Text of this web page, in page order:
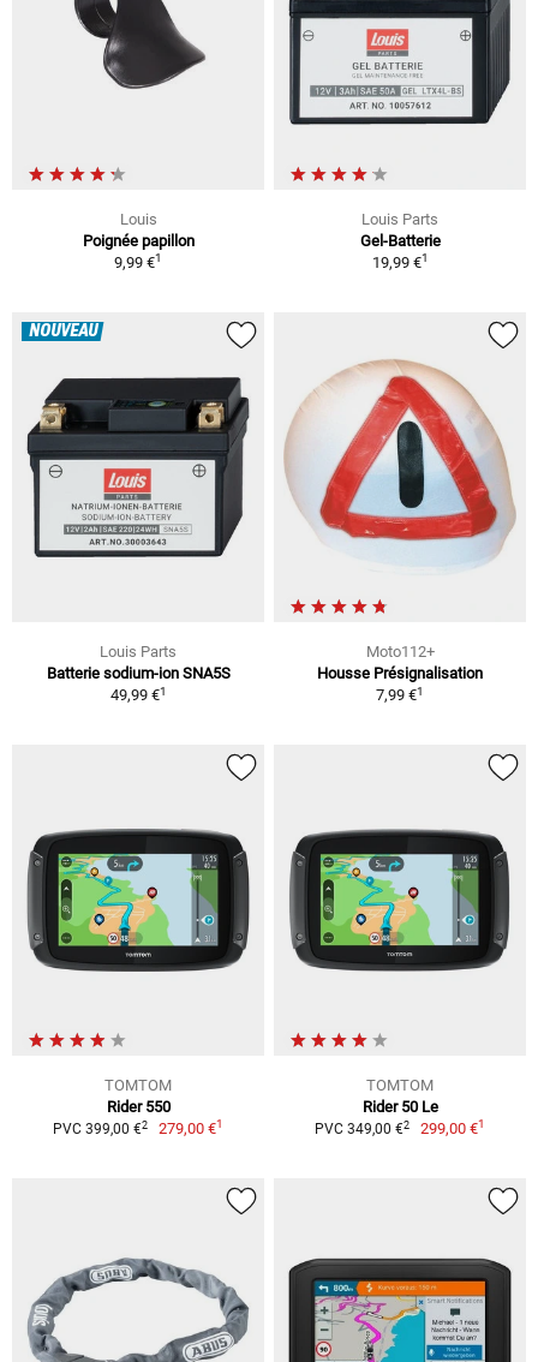
Louis
Poignée papillon
9,99 €1
Louis Parts
Gel-Batterie
19,99 €1
NOUVEAU
Louis Parts
Batterie sodium-ion SNA5S
49,99 €1
Moto112+
Housse Présignalisation
7,99 €1
TOMTOM
Rider 550
PVC 399,00 €2 279,00 €1
TOMTOM
Rider 50 Le
PVC 349,00 €2 299,00 €1